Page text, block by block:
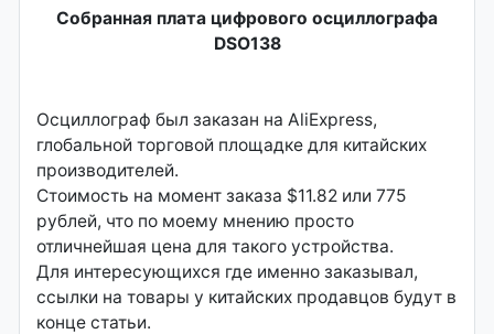
Собранная плата цифрового осциллографа
DSO138
Осциллограф был заказан на AliExpress,
глобальной торговой площадке для китайских
производителей.
Стоимость на момент заказа $11.82 или 775
рублей, что по моему мнению просто
отличнейшая цена для такого устройства.
Для интересующихся где именно заказывал,
ссылки на товары у китайских продавцов будут в
конце статьи.